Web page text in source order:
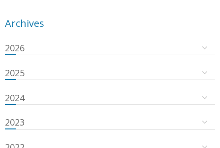
Archives
2026
2025
2024
2023